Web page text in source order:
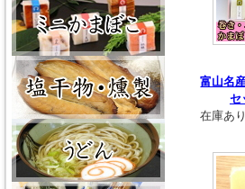
富山名
セ
在庫あり